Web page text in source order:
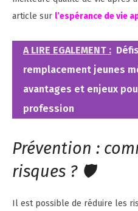
article sur l’espérance de vie
A LIRE EGALEMENT : Défis
remplacement jeunes
avantages et enjeux
profession
Prévention :
risques ? 🛡️
Il est possible de réduire les